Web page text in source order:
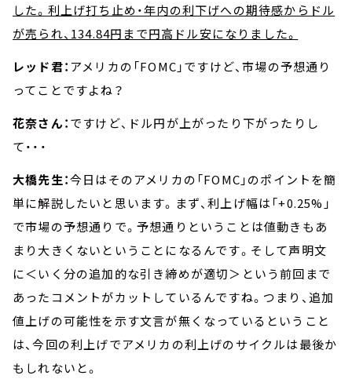
した。利上げ打ち止め・年内の利下げへの期待感からドル
が売られ、134.84円まで円高ドル安になりました。
レッド君： アメリカの「FOMC」ですけど、市場の予想通り
ってことですよね？
花奈さん：ですけど、ドル円が上がったり下がったりし
て・・・
大橋先生：今日はそのアメリカの「FOMC」のポイントを簡
単に解説したいと思います。まず、利上げ幅は「+0.25%」
で市場の予想通りで。予想通りということは値動きもあ
まり大きくないということになるんです。そして声明文
に＜いく分の追加的な引き締めが適切＞という前回まで
あったコメントがカットしているんですね。つまり、追加
値上げの可能性を示す文言が無くなっているということ
は、今回の利上げでアメリカの利上げのサイクルは最後か
もしれないと。